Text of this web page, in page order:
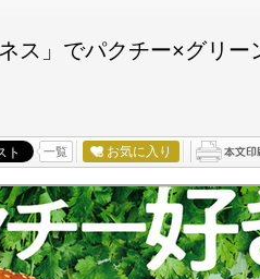
ス」でパクチー×グリー
一覧 お気に入り